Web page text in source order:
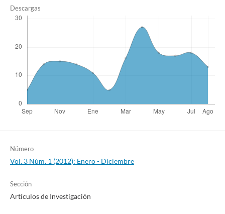
Descargas
Número
Vol. 3 Núm. 1 (2012): Enero - Diciembre
Sección
Artículos de Investigación